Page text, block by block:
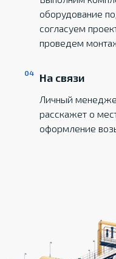
оборудование
согласуем
проведем
На связи
Личный
расскажет о
оформление